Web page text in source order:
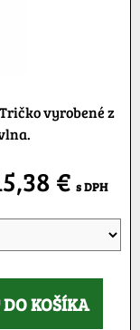
vyrobené z
€ s DPH
DO KOŠÍKA